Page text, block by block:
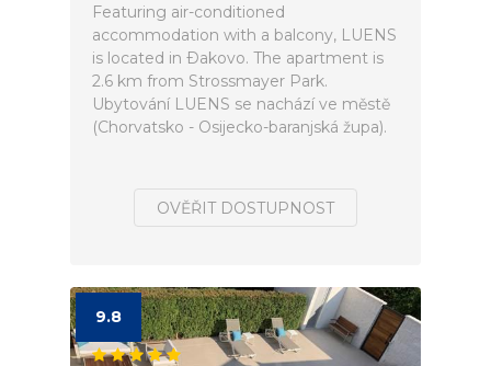
Featuring air-conditioned
accommodation with a balcony, LUENS
is located in Ðakovo. The apartment is
2.6 km from Strossmayer Park.
Ubytování LUENS se nachází ve městě
(Chorvatsko - Osijecko-baranjská župa).
OVĚŘIT DOSTUPNOST
9.8